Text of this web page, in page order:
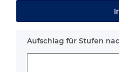
Aufschlag für Stufen